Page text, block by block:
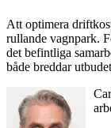
Att optimera
rullande vagnpark.
det befintliga
både breddar